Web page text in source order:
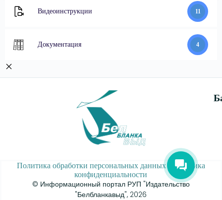
Видеоинструкции 11
Документация 4
Политика обработки персональных данных
Политика
конфиденциальности
© Информационный портал РУП "Издательство
"Белбланкавыд", 2026